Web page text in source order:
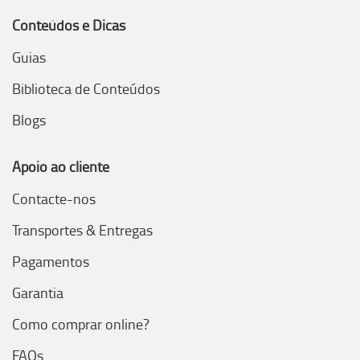
Conteúdos e Dicas
Guias
Biblioteca de Conteúdos
Blogs
Apoio ao cliente
Contacte-nos
Transportes & Entregas
Pagamentos
Garantia
Como comprar online?
FAQs